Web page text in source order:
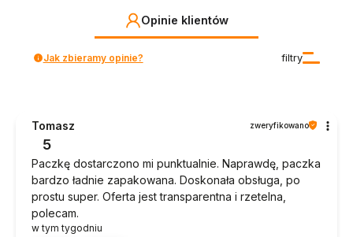
Opinie klientów
filtry
Jak zbieramy opinie?
Tomasz zweryfikowano
5
Paczkę dostarczono mi punktualnie. Naprawdę, paczka
bardzo ładnie zapakowana. Doskonała obsługa, po
prostu super. Oferta jest transparentna i rzetelna,
polecam.
w tym tygodniu